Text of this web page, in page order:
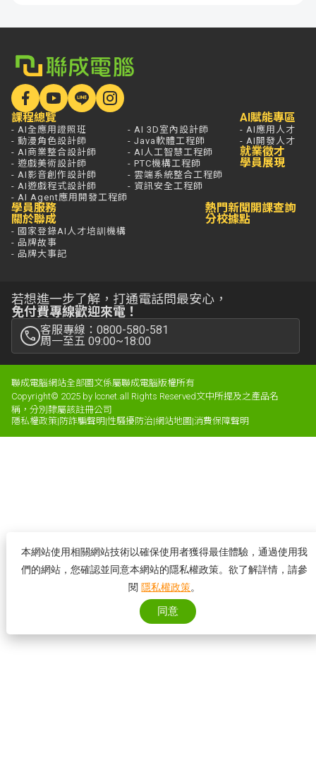
課程總覽
- AI全應用證照班
- 動漫角色設計師
- AI商業整合設計師
- 遊戲美術設計師
- AI影音創作設計師
- AI遊戲程式設計師
- AI Agent應用開發工程師
- AI 3D室內設計師
- Java軟體工程師
- AI人工智慧工程師
- PTC機構工程師
- 雲端系統整合工程師
- 資訊安全工程師
AI賦能專區
- AI應用人才
- AI開發人才
就業徵才
學員展現
學員服務
關於聯成
- 國家登錄AI人才培訓機構
- 品牌故事
- 品牌大事記
熱門新聞
分校據點
開課查詢
若想進一步了解，打通電話問最安心，
免付費專線歡迎來電！
客服專線：0800-580-581
周一至五 09:00~18:00
聯成電腦網站全部圖文係屬聯成電腦版權所有
Copyright© 2025 by lccnet.all Rights Reserved文中所提及之產品名
稱，分別隸屬該註冊公司
隱私權政策|防詐騙聲明|性騷擾防治|網站地圖 |消費保障聲明
本網站使用相關網站技術以確保使用者獲得最佳體驗，通過使用我
們的網站，您確認並同意本網站的隱私權政策。欲了解詳情，請參
閱隱私權政策。
同意